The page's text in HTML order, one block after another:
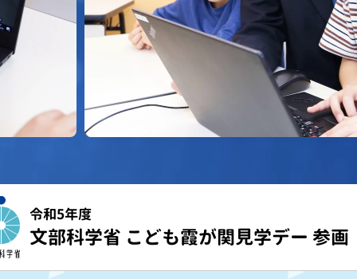
令和5年度
文部科学省 こども霞が関見学デー 参画